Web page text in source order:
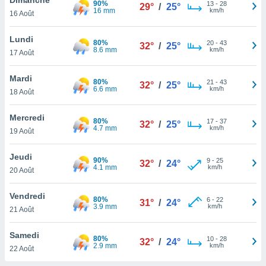
et
»,
au
vous
qu'ils
ou
le
ainsi
un
la
du
16 Août
90%
16 mm
29° / 25° 13- 28
km/h
Lundi
17 Août
80%
8.6 mm
32° / 25° 20- 43
km/h
Mardi
18 Août
80%
6.6 mm
32° / 25° 21 - 43
km/h
Mercredi
19 Août
80%
4.7 mm
32° / 25° 17- 37
km/h
Jeudi
20 Août
90%
4.1 mm
32° / 24° 9- 25
km/h
Vendredi
21 Août
80%
3.9 mm
31° / 24° 6- 22
km/h
Samedi
22 Août
80%
2.9 mm
32° / 24° 10- 28
km/h